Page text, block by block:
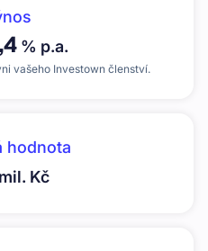
% p.a.
vašeho Investown členství.
hodnota
Kč